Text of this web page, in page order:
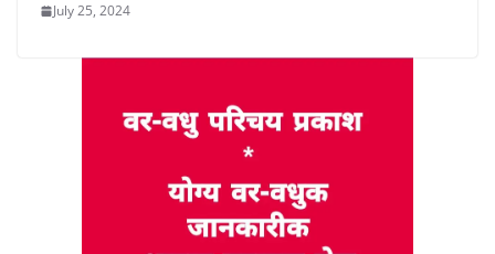
July 25, 2024